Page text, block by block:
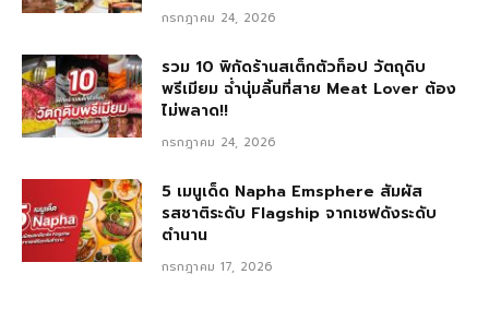
กรกฎาคม 24, 2026
รวม 10 พิกัดร้านสเต็กตัวท็อป วัตถุดิบ
พรีเมียม ฉ่ำนุ่มลิ้นที่สาย Meat Lover ต้อง
ไม่พลาด!!
กรกฎาคม 24, 2026
5 เมนูเด็ด Napha Emsphere สัมผัส
รสชาติระดับ Flagship จากเชฟดังระดับ
ตำนาน
กรกฎาคม 17, 2026